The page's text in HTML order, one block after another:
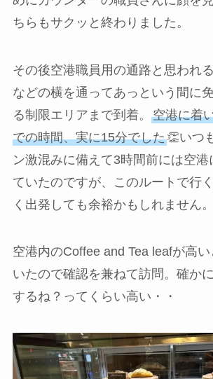
ちらもサクッと終わりました。
その後空港職員用の通路と思われ
などの横を通ってあっという間に
る制限エリアまで到着。 空港に着
での時間、実に15分でした👏いつ
ン激混みに備えて3時間前には空港
ていたのですが、このルートで行
く出発しても余裕かもしれません。
空港内のCoffee and Tea leafが高
いたので確認を兼ねて訪問。確か
するね？ってくらい高い・・